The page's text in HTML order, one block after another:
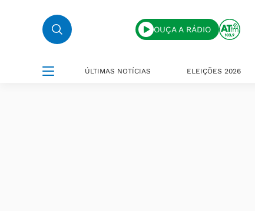
OUÇA A RÁDIO
ÚLTIMAS NOTÍCIAS ELEIÇÕES 2026